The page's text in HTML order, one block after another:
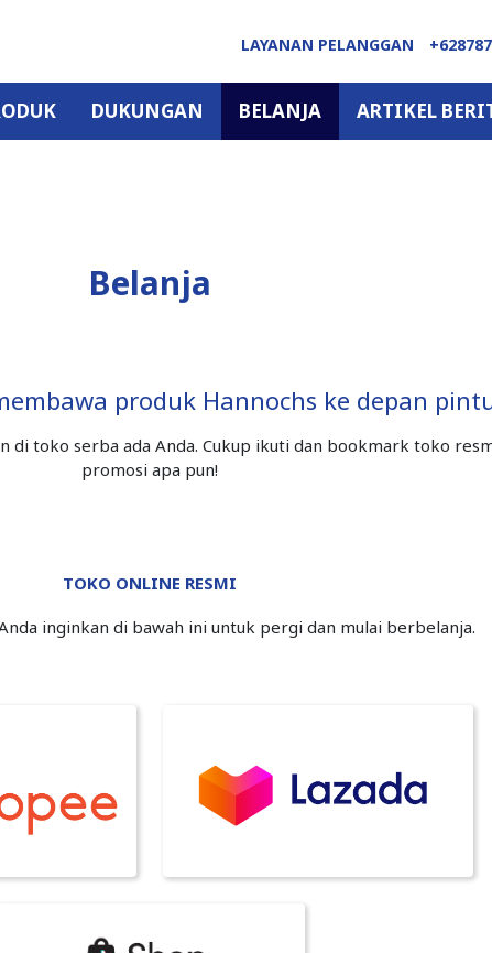
LAYANAN PELANGGAN
DUKUNGAN BELANJA ARTIKEL
Belanja
produk Hannochs ke depan
di toko serba ada Anda. Cukup ikuti dan bookmark toko
promosi apa pun!
TOKO ONLINE RESMI
inginkan di bawah ini untuk pergi dan mulai berbelanja.